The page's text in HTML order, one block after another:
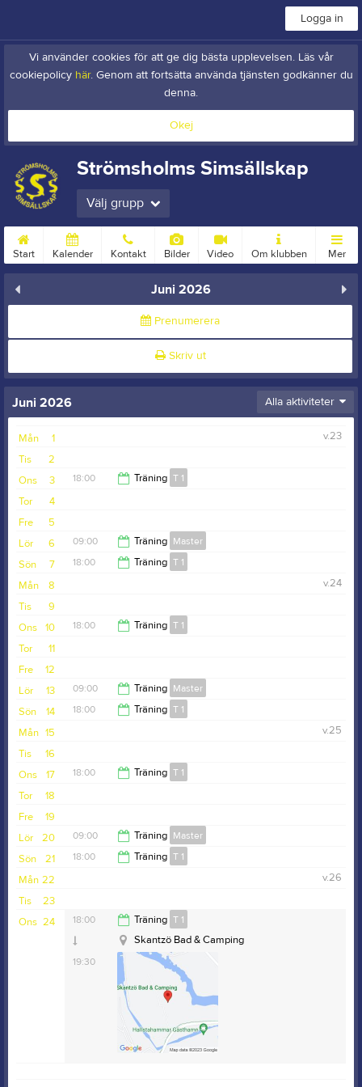
Logga in
Vi använder cookies för att ge dig bästa upplevelsen. Läs vår
cookiepolicy här. Genom att fortsätta använda tjänsten godkänner du
denna.
Okej
Strömsholms Simsällskap
Välj grupp
Start Kalender Kontakt Bilder Video Om klubben Mer
Juni 2026
Prenumerera
Skriv ut
Juni 2026 Alla aktiviteter
1
Mån
v.23
2
Tis
3
Ons 18:00 Träning T 1
4
Tor
5
Fre
6
Lör 09:00 Träning Master
7
Sön 18:00 Träning T 1
8
Mån
v.24
9
Tis
10
Ons 18:00 Träning T 1
11
Tor
12
Fre
13
Lör 09:00 Träning Master
14
Sön 18:00 Träning T 1
15
Mån
v.25
16
Tis
17
Ons 18:00 Träning T 1
18
Tor
19
Fre
20
Lör 09:00 Träning Master
21
Sön 18:00 Träning T 1
22
Mån
v.26
23
Tis
24
Ons 18:00 Träning T 1
19:30
Skantzö Bad & Camping